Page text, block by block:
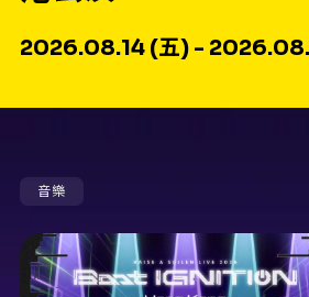
2026.08.14 (五) -
音樂